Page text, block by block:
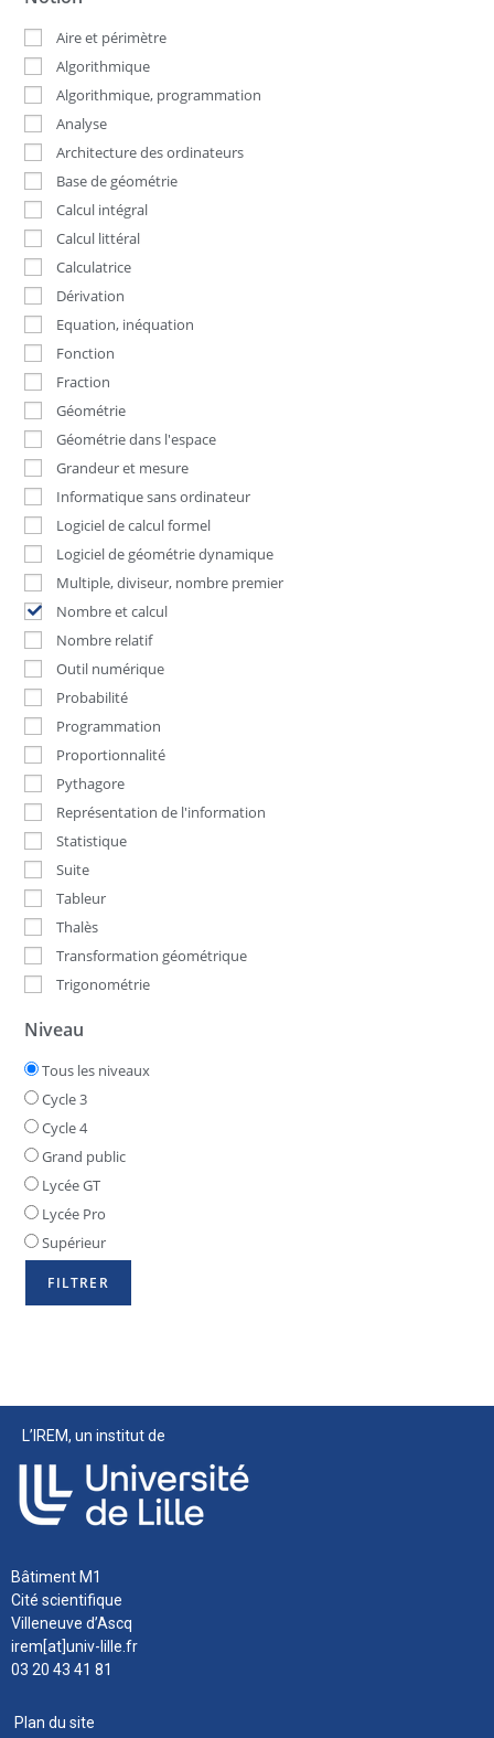
Aire et périmètre
Algorithmique
Algorithmique, programmation
Analyse
Architecture des ordinateurs
Base de géométrie
Calcul intégral
Calcul littéral
Calculatrice
Dérivation
Equation, inéquation
Fonction
Fraction
Géométrie
Géométrie dans l'espace
Grandeur et mesure
Informatique sans ordinateur
Logiciel de calcul formel
Logiciel de géométrie dynamique
Multiple, diviseur, nombre premier
Nombre et calcul
Nombre relatif
Outil numérique
Probabilité
Programmation
Proportionnalité
Pythagore
Représentation de l'information
Statistique
Suite
Tableur
Thalès
Transformation géométrique
Trigonométrie
Niveau
Tous les niveaux
Cycle 3
Cycle 4
Grand public
Lycée GT
Lycée Pro
Supérieur
L’IREM, un institut de
Bâtiment M1
Cité scientifique
Villeneuve d’Ascq
irem[at]univ-lille.fr
03 20 43 41 81
Plan du site